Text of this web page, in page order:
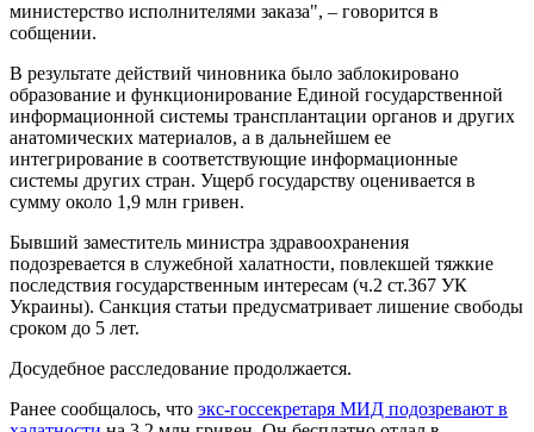
министерство исполнителями заказа", – говорится в
собщении.
В результате действий чиновника было заблокировано
образование и функционирование Единой государственной
информационной системы трансплантации органов и других
анатомических материалов, а в дальнейшем ее
интегрирование в соответствующие информационные
системы других стран. Ущерб государству оценивается в
сумму около 1,9 млн гривен.
Бывший заместитель министра здравоохранения
подозревается в служебной халатности, повлекшей тяжкие
последствия государственным интересам (ч.2 ст.367 УК
Украины). Санкция статьи предусматривает лишение свободы
сроком до 5 лет.
Досудебное расследование продолжается.
Ранее сообщалось, что экс-госсекретаря МИД подозревают в